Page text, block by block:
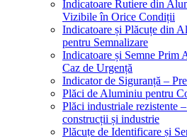
Indicatoare Rutiere din
Vizibile în Orice Condiții
Indicatoare și Plăcuțe din
pentru Semnalizare
Indicatoare și Semne Prim
Caz de Urgență
Indicator de Siguranță –
Plăci de Aluminiu pentru
Plăci industriale rezistente
construcții și industrie
Plăcuțe de Identificare și